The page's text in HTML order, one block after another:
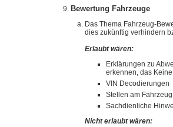
Bewertung Fahrzeuge
Das Thema Fahrzeug-
dies zukünftig verhindern
Erlaubt wären:
Erklärungen zu
erkennen, das Keine
VIN Decodierungen
Stellen am
Sachdienliche
Nicht erlaubt wären: